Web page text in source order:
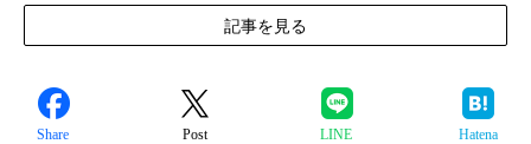
記事を見る
Share Post LINE Hatena